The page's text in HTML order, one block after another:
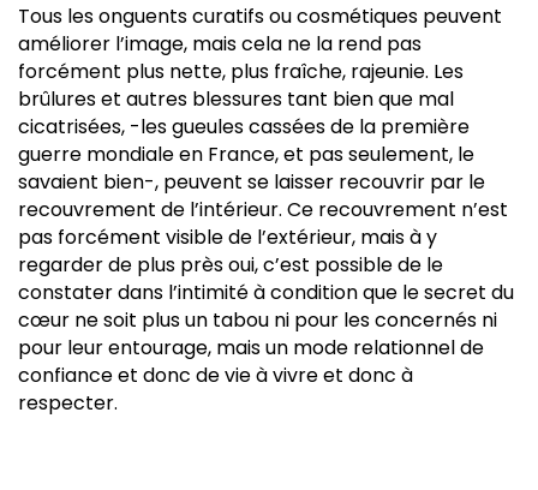
Tous les onguents curatifs ou cosmétiques peuvent
améliorer l’image, mais cela ne la rend pas
forcément plus nette, plus fraîche, rajeunie. Les
brûlures et autres blessures tant bien que mal
cicatrisées, -les gueules cassées de la première
guerre mondiale en France, et pas seulement, le
savaient bien-, peuvent se laisser recouvrir par le
recouvrement de l’intérieur. Ce recouvrement n’est
pas forcément visible de l’extérieur, mais à y
regarder de plus près oui, c’est possible de le
constater dans l’intimité à condition que le secret du
cœur ne soit plus un tabou ni pour les concernés ni
pour leur entourage, mais un mode relationnel de
confiance et donc de vie à vivre et donc à
respecter.